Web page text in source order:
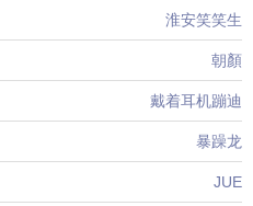
淮安笑笑生
朝顏
戴着耳机蹦迪
暴躁龙
JUE